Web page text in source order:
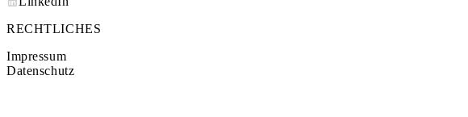
RECHTLICHES
Impressum
Datenschutz